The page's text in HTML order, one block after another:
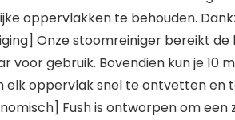
oppervlakken te behouden.
Onze stoomreiniger bereikt
voor gebruik. Bovendien kun je
elk oppervlak snel te ontvetten en
Fush is ontworpen om